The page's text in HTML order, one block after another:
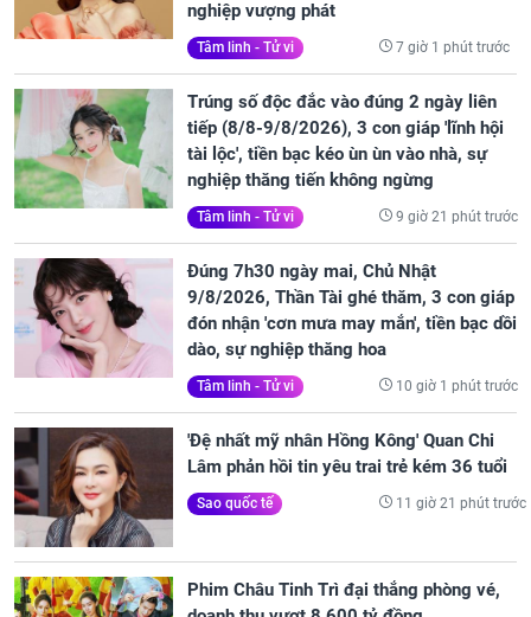
nghiệp vượng phát
Tâm linh - Tử vi 7 giờ 1 phút trước
Trúng số độc đắc vào đúng 2 ngày liên
tiếp (8/8-9/8/2026), 3 con giáp 'lĩnh hội
tài lộc', tiền bạc kéo ùn ùn vào nhà, sự
nghiệp thăng tiến không ngừng
Tâm linh - Tử vi 9 giờ 21 phút trước
Đúng 7h30 ngày mai, Chủ Nhật
9/8/2026, Thần Tài ghé thăm, 3 con giáp
đón nhận 'cơn mưa may mắn', tiền bạc dồi
dào, sự nghiệp thăng hoa
Tâm linh - Tử vi 10 giờ 1 phút trước
'Đệ nhất mỹ nhân Hồng Kông' Quan Chi
Lâm phản hồi tin yêu trai trẻ kém 36 tuổi
Sao quốc tế 11 giờ 21 phút trước
Phim Châu Tinh Trì đại thắng phòng vé,